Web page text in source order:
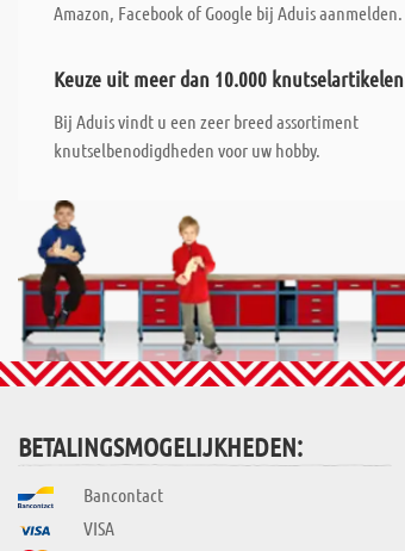
Amazon, Facebook of Google bij Aduis aanmelden.
Keuze uit meer dan 10.000 knutselartikelen
Bij Aduis vindt u een zeer breed assortiment
knutselbenodigdheden voor uw hobby.
BETALINGSMOGELIJKHEDEN:
Bancontact
VISA